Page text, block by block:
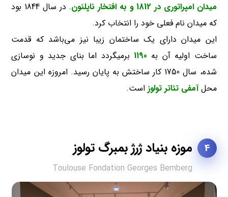
میدان امپراتوری در 1812 و به افتخار ناپلئون
. در سال 1844 بود
که میدان نام فعلی خود را انتخاب کرد.
این میدان دارای یک ساختمان زیبا نیز می‌باشد که قدمت
ساخت اولیه آن به 1190 برمیگردد اما بنای جدید و نوسازی
شده، سال 1750 کار ساختش به پایان رسید. امروزه این میدان
محلآمفی تئاتر تولوز است.
4 موزه بنیاد ژرژ بمبرگ تولوز
Toulouse Fondation Georges Bemberg